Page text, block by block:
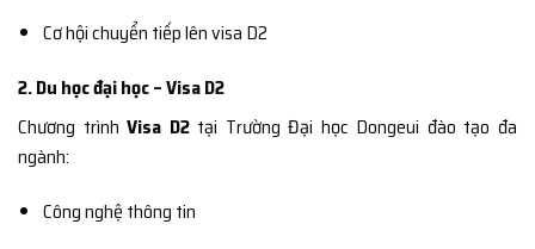
Cơ hội chuyển tiếp lên visa D2
2. Du học đại học – Visa D2
Chương trìnhVisa D2tại Trường Đại học Dongeui đào tạo đa
ngành:
Công nghệ thông tin